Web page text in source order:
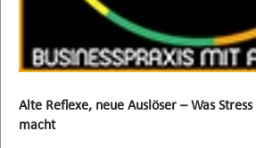
Alte Reflexe, neue Auslöser – Was
macht